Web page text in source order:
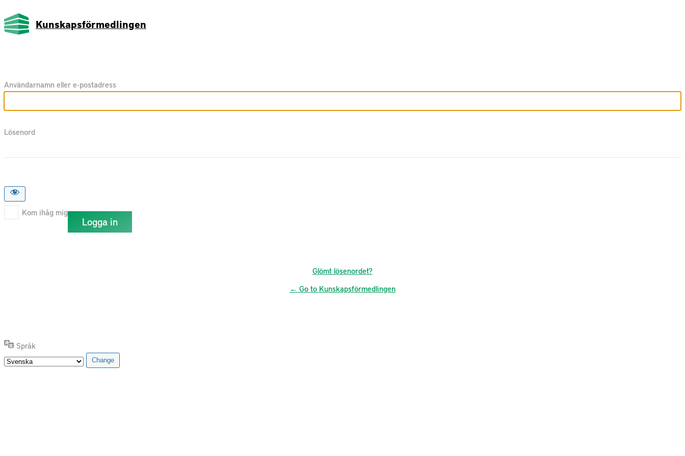
Kunskapsförmedlingen
Användarnamn eller e-postadress
Lösenord
Kom ihåg mig
Glömt lösenordet?
← Go to Kunskapsförmedlingen
Språk